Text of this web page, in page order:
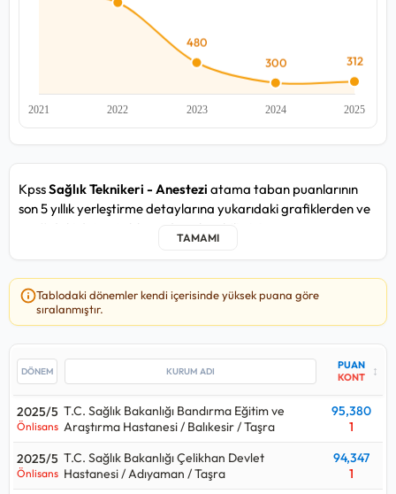
KpssSağlık Teknikeri - Anestezi atama taban puanlarının
son 5 yıllık yerleştirme detaylarına yukarıdaki grafiklerden ve
2025/5 atama döneminde, en düşük89,836puan ile T.C.
Sağlık Bakanlığı Istanbul Mehmet Akif Ersoy Göğüs Kalp ve
Damar Cerrahisi Eah / Taşra kurumuna, en yüksek
Hastanesi / Balıkesir / Taşra kurumuna yerleşilmiş.
Bakanlığı Şanlıurfa Eğitim ve Araştırma Hastanesi - Şanlıurfa
Şehir Hastanesi / Taşra kurumu en çok 13kişi almış.
Sağlık Teknikeri - Anestezi alımlarında 2024 yılındaki
300kişilik
kontenjan ile 2025 yılındaki
312 kişilik kontenjana bakılırsa
Tablodaki dönemler kendi içerisinde yüksek puana göre
sıralanmıştır.
↕
PUAN
KONT
2025/5
Önlisans
T.C. Sağlık Bakanlığı Bandırma Eğitim ve
Araştırma Hastanesi / Balıkesir / Taşra
95,380
1
2025/5
Önlisans
T.C. Sağlık Bakanlığı Çelikhan Devlet
Hastanesi / Adıyaman / Taşra
94,347
1